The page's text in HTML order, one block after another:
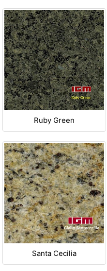
Ruby Green
Santa Cecilia